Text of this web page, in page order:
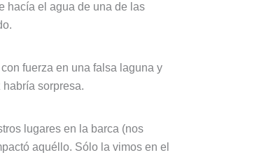
hacía el agua de una de las
fuerza en una falsa laguna y
sorpresa.
lugares en la barca (nos
aquéllo. Sólo la vimos en el